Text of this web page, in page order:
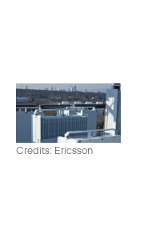
Credits: Ericsson